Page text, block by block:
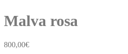
Malva rosa
800,00€